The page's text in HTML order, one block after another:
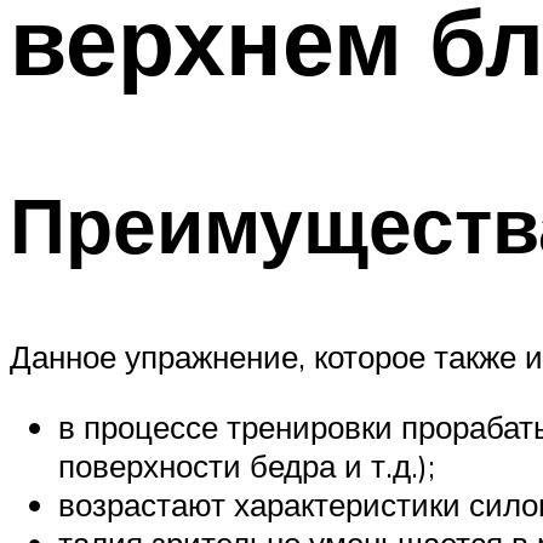
верхнем
Данное упражнение, которое также
в процессе тренировки
поверхности бедра и т.д.);
возрастают характеристики